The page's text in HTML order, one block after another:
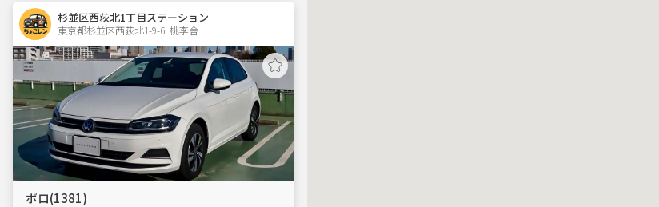
杉並区西荻北1丁目ステーション
東京都杉並区西荻北1-9-6  桃李舎
ポロ(1381)